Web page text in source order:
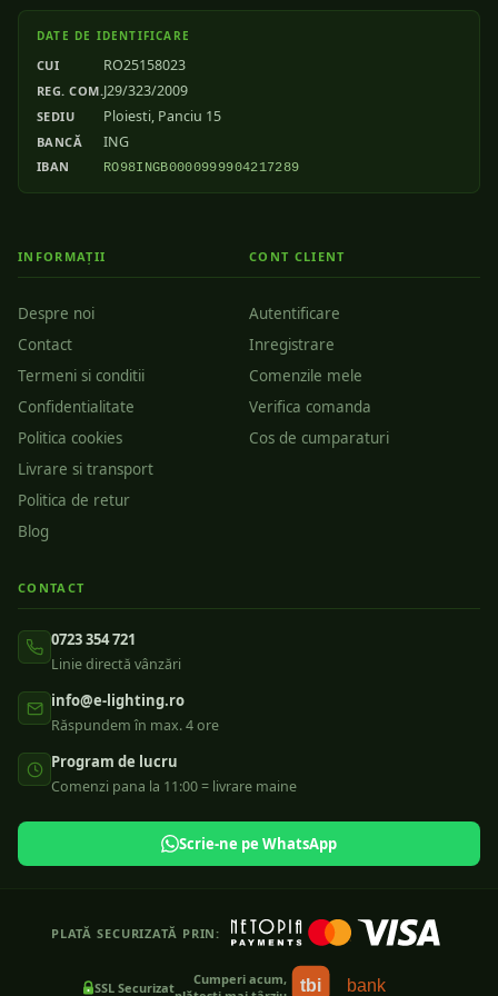
DATE DE IDENTIFICARE
CUI RO25158023
REG. COM.J29/323/2009
SEDIU Ploiesti, Panciu 15
BANCĂ ING
IBAN RO98INGB0000999904217289
INFORMAȚII
Despre noi
Contact
Termeni si conditii
Confidentialitate
Politica cookies
Livrare si transport
Politica de retur
Blog
CONT CLIENT
Autentificare
Inregistrare
Comenzile mele
Verifica comanda
Cos de cumparaturi
CONTACT
0723 354 721
Linie directă vânzări
info@e-lighting.ro
Răspundem în max. 4 ore
Program de lucru
Comenzi pana la 11:00 = livrare maine
Scrie-ne pe WhatsApp
PLATĂ SECURIZATĂ PRIN:
SSL Securizat
Cumperi acum,
tbi bank